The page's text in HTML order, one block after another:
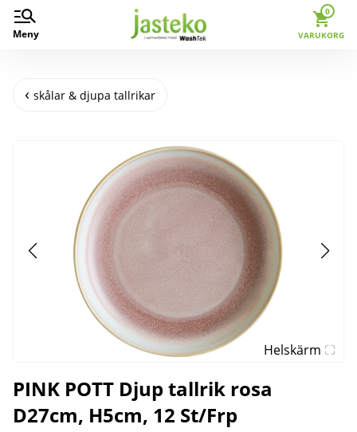
Meny
0
VARUKORG
skålar & djupa tallrikar
Helskärm
PINK POTT Djup tallrik rosa
D27cm, H5cm, 12 St/Frp